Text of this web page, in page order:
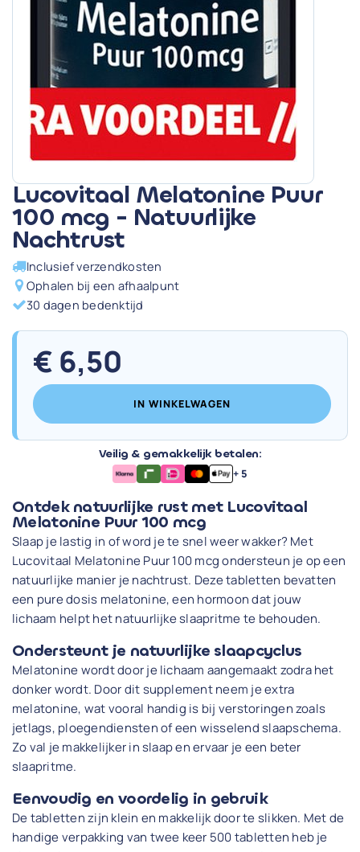
Lucovitaal Melatonine Puur
100 mcg - Natuurlijke
Nachtrust
Inclusief verzendkosten
Ophalen bij een afhaalpunt
30 dagen bedenktijd
€ 6,50
IN WINKELWAGEN
Veilig & gemakkelijk betalen:
+ 5
Ontdek natuurlijke rust met Lucovitaal
Melatonine Puur 100 mcg
Slaap je lastig in of word je te snel weer wakker? Met
Lucovitaal Melatonine Puur 100 mcg ondersteun je op een
natuurlijke manier je nachtrust. Deze tabletten bevatten
een pure dosis melatonine, een hormoon dat jouw
lichaam helpt het natuurlijke slaapritme te behouden.
Ondersteunt je natuurlijke slaapcyclus
Melatonine wordt door je lichaam aangemaakt zodra het
donker wordt. Door dit supplement neem je extra
melatonine, wat vooral handig is bij verstoringen zoals
jetlags, ploegendiensten of een wisselend slaapschema.
Zo val je makkelijker in slaap en ervaar je een beter
slaapritme.
Eenvoudig en voordelig in gebruik
De tabletten zijn klein en makkelijk door te slikken. Met de
handige verpakking van twee keer 500 tabletten heb je